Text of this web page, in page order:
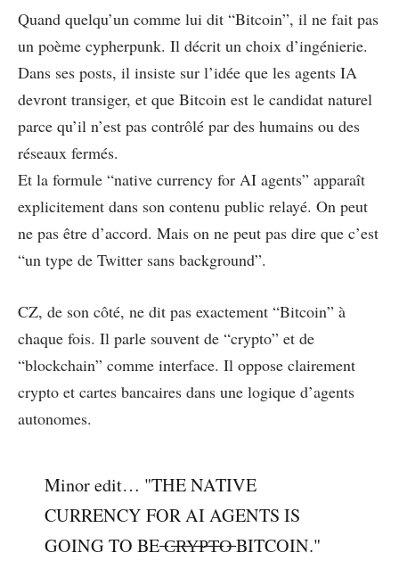
Quand quelqu’un comme lui dit “Bitcoin”, il ne fait pas
un poème cypherpunk. Il décrit un choix d’ingénierie.
Dans ses posts, il insiste sur l’idée que les agents IA
devront transiger, et que Bitcoin est le candidat naturel
parce qu’il n’est pas contrôlé par des humains ou des
réseaux fermés.
Et la formule “native currency for AI agents” apparaît
explicitement dans son contenu public relayé. On peut
ne pas être d’accord. Mais on ne peut pas dire que c’est
“un type de Twitter sans background”.
CZ, de son côté, ne dit pas exactement “Bitcoin” à
chaque fois. Il parle souvent de “crypto” et de
“blockchain” comme interface. Il oppose clairement
crypto et cartes bancaires dans une logique d’agents
autonomes.
Minor edit… "THE NATIVE
CURRENCY FOR AI AGENTS IS
GOING TO BE ̶C̶R̶Y̶P̶T̶O̶ BITCOIN."